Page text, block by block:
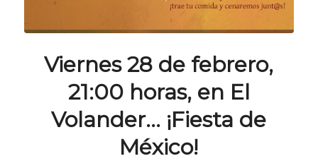
Viernes 28 de febrero,
21:00 horas, en El
Volander… ¡Fiesta de
México!